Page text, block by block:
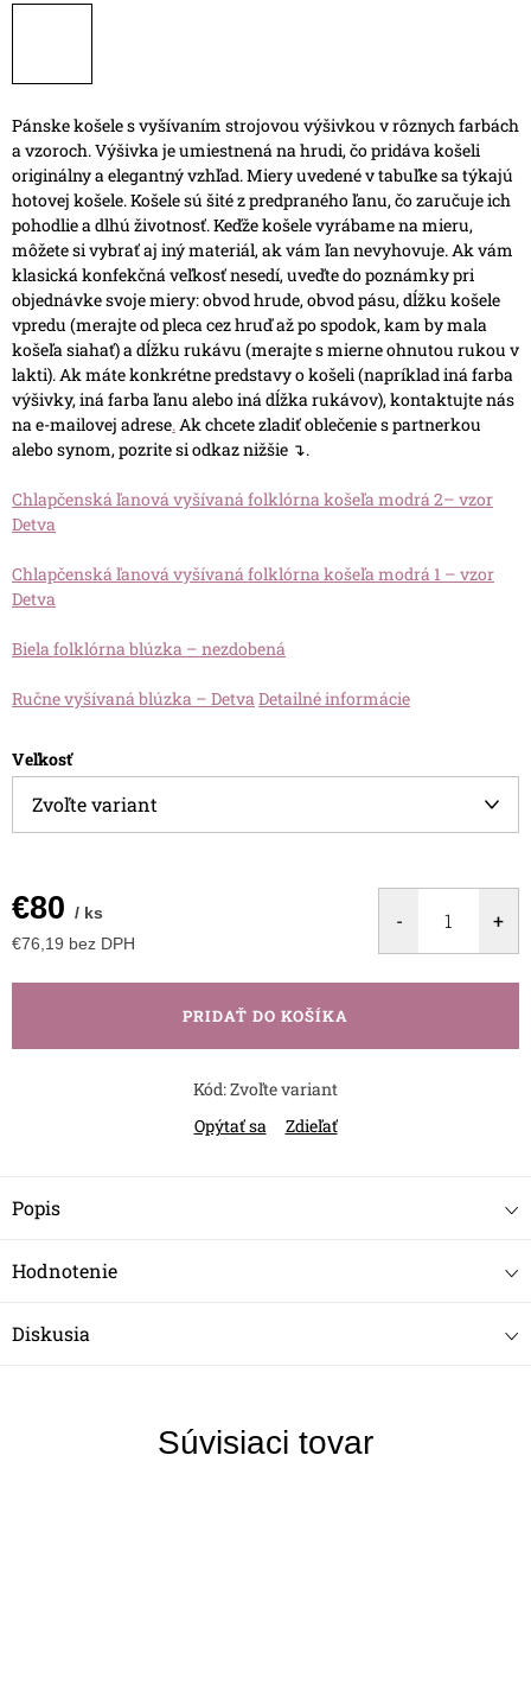
Pánske košele s vyšívaním strojovou výšivkou v rôznych farbách
a vzoroch. Výšivka je umiestnená na hrudi, čo pridáva košeli
originálny a elegantný vzhľad.Miery uvedené v tabuľke sa týkajú
hotovej košele.Košele sú šité z predpraného ľanu, čo zaručuje ich
pohodlie a dlhú životnosť.Keďže košele vyrábame na mieru,
môžete si vybrať aj iný materiál, ak vám ľan nevyhovuje. Ak vám
klasická konfekčná veľkosť nesedí, uveďte do poznámky pri
objednávke svoje miery: obvod hrude, obvod pásu, dĺžku košele
vpredu (merajte od pleca cez hruď až po spodok, kam by mala
košeľa siahať) a dĺžku rukávu (merajte s mierne ohnutou rukou v
lakti). Ak máte konkrétne predstavy o košeli (napríklad iná farba
výšivky, iná farba ľanu alebo iná dĺžka rukávov), kontaktujte nás
na e-mailovej adrese. Ak chcete zladiť oblečenie s partnerkou
alebo synom, pozrite si odkaz nižšie ↴.
Chlapčenská ľanová vyšívaná folklórna košeľa modrá 2– vzor
Detva
Chlapčenská ľanová vyšívaná folklórna košeľa modrá 1 – vzor
Detva
Biela folklórna blúzka – nezdobená
Ručne vyšívaná blúzka – Detva Detailné informácie
Veľkosť
€80 / ks
€76,19 bez DPH
cena:
PRIDAŤ DO KOŠÍKA
Kód:Zvoľte variant
Opýtať sa
Zdieľať
Popis
Hodnotenie
Diskusia
Súvisiaci tovar